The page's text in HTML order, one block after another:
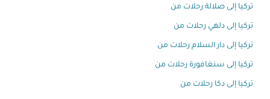
تركيا إلى صلالة رحلات من
تركيا إلى دلهي رحلات من
تركيا إلى دار السلام رحلات من
تركيا إلى سنغافورة رحلات من
تركيا إلى دكا رحلات من